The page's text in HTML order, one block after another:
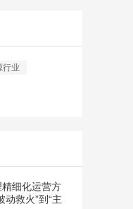
行业
细化运营方
动救火”到“主